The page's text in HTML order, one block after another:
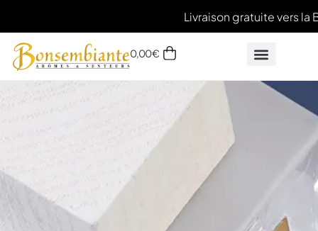
Livraison gratuite vers la
0,00€